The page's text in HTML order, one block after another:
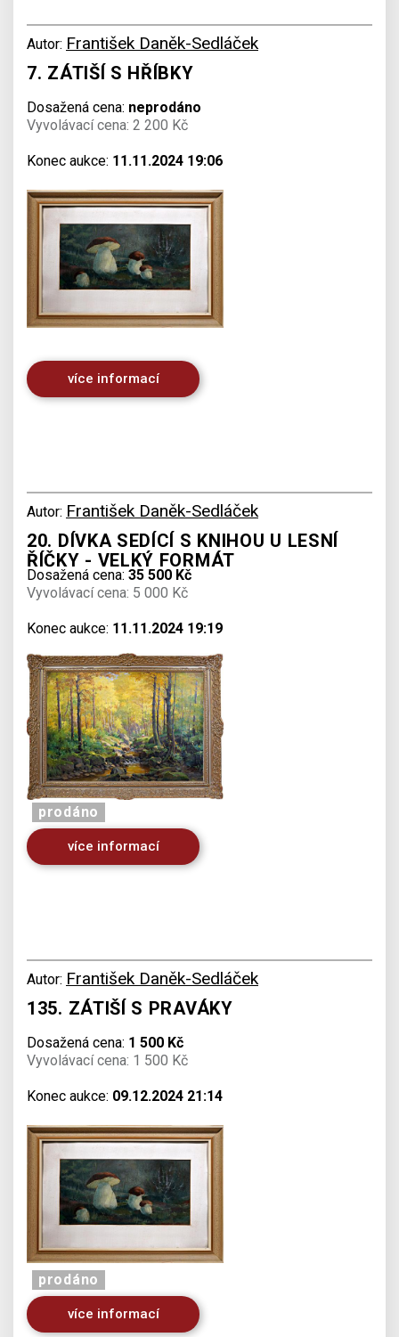
Autor: František Daněk-Sedláček
7. ZÁTIŠÍ S HŘÍBKY
Dosažená cena: neprodáno
Vyvolávací cena: 2 200 Kč
Konec aukce: 11.11.2024 19:06
více informací
Autor: František Daněk-Sedláček
20. DÍVKA SEDÍCÍ S KNIHOU U LESNÍ
ŘÍČKY - VELKÝ FORMÁT
Dosažená cena: 35 500 Kč
Vyvolávací cena: 5 000 Kč
Konec aukce: 11.11.2024 19:19
prodáno
více informací
Autor: František Daněk-Sedláček
135. ZÁTIŠÍ S PRAVÁKY
Dosažená cena: 1 500 Kč
Vyvolávací cena: 1 500 Kč
Konec aukce: 09.12.2024 21:14
prodáno
více informací